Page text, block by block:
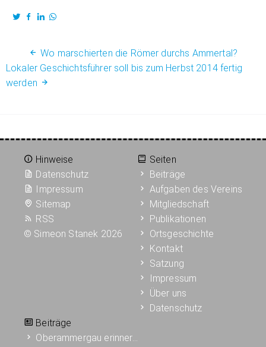
Wo marschierten die Römer durchs Ammertal?
Lokaler Geschichtsführer soll bis zum Herbst 2014 fertig
werden
Hinweise
Datenschutz
Impressum
Sitemap
RSS
© Simeon Stanek 2026
Seiten
Beiträge
Aufgaben des Vereins
Mitgliedschaft
Publikationen
Ortsgeschichte
Kontakt
Satzung
Impressum
Über uns
Datenschutz
Beiträge
Oberammergau erinner…